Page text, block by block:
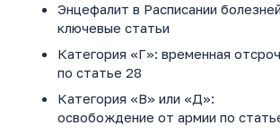
Энцефалит в Расписании
ключевые статьи
Категория «Г»: временная
по статье 28
Категория «В» или «Д»:
освобождение от армии по